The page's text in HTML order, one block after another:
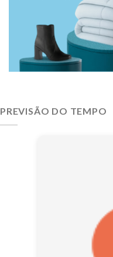
PREVISÃO DO TEMPO